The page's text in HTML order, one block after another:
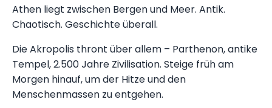
Athen liegt zwischen Bergen und Meer. Antik.
Chaotisch. Geschichte überall.
Die Akropolis thront über allem – Parthenon, antike
Tempel, 2.500 Jahre Zivilisation. Steige früh am
Morgen hinauf, um der Hitze und den
Menschenmassen zu entgehen.